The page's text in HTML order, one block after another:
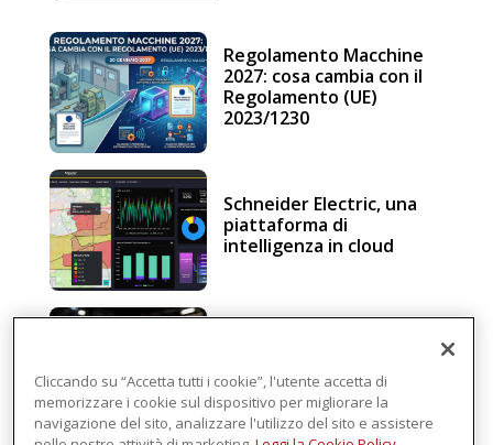
Regolamento Macchine
2027: cosa cambia con il
Regolamento (UE)
2023/1230
Schneider Electric, una
piattaforma di
intelligenza in cloud
Regolamento macchine
Cliccando su “Accetta tutti i cookie”, l'utente accetta di
memorizzare i cookie sul dispositivo per migliorare la
navigazione del sito, analizzare l'utilizzo del sito e assistere